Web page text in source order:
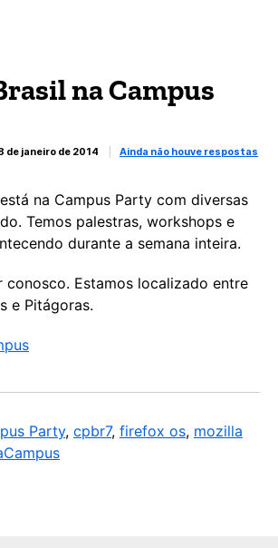
na Campus
de janeiro de 2014 Ainda não houve respostas
na Campus Party com diversas
Temos palestras, workshops e
durante a semana inteira.
conosco. Estamos localizado entre
e Pitágoras.
Party, cpbr7, firefox os, mozilla